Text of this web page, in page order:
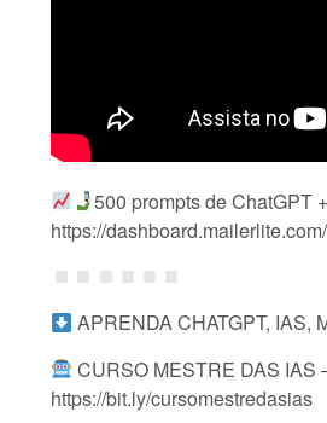
500 prompts de ChatGPT
https://
APRENDA CHATGPT, IAS,
CURSO MESTRE DAS IAS
https://bit.ly/cursomestredasias